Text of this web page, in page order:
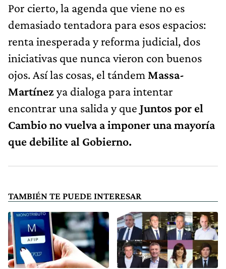
Por cierto, la agenda que viene no es
demasiado tentadora para esos espacios:
renta inesperada y reforma judicial, dos
iniciativas que nunca vieron con buenos
ojos. Así las cosas, el tándem Massa-
Martínezya dialoga para intentar
encontrar una salida y que Juntos por el
Cambio no vuelva a imponer una mayoría
que debilite al Gobierno.
TAMBIÉN TE PUEDE INTERESAR